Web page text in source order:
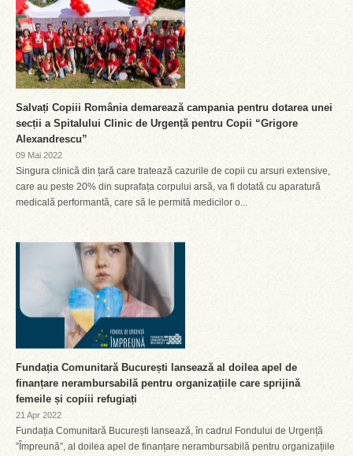
Salvați Copiii România demarează campania pentru dotarea unei
secții a Spitalului Clinic de Urgență pentru Copii “Grigore
Alexandrescu”
09 Mai 2022
Singura clinică din țară care tratează cazurile de copii cu arsuri extensive,
care au peste 20% din suprafața corpului arsă, va fi dotată cu aparatură
medicală performantă, care să le permită medicilor o...
Fundația Comunitară București lansează al doilea apel de
finanțare nerambursabilă pentru organizațiile care sprijină
femeile și copiii refugiați
21 Apr 2022
Fundația Comunitară București lansează, în cadrul Fondului de Urgență
”Împreună”, al doilea apel de finanțare nerambursabilă pentru organizațiile